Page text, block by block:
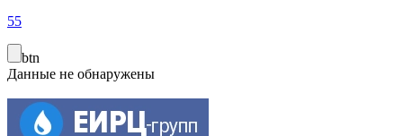
55
btn
Данные не обнаружены